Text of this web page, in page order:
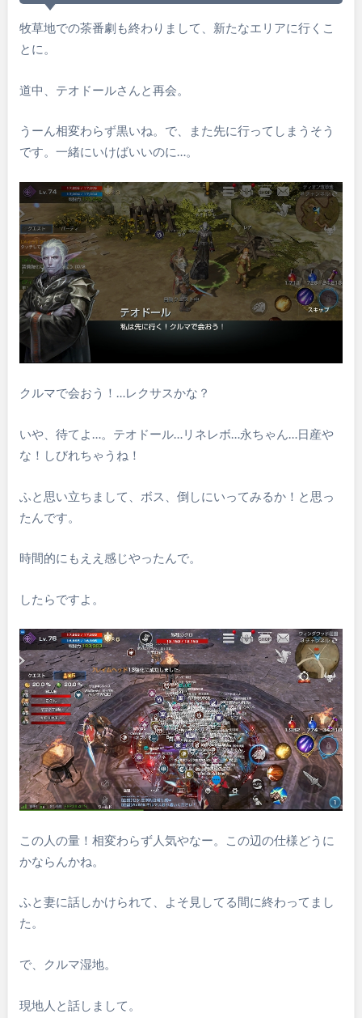
牧草地での茶番劇も終わりまして、新たなエリアに行くこ
とに。
道中、テオドールさんと再会。
うーん相変わらず黒いね。で、また先に行ってしまうそう
です。一緒にいけばいいのに…。
クルマで会おう！…レクサスかな？
いや、待てよ…。テオドール…リネレボ…永ちゃん…日産や
な！しびれちゃうね！
ふと思い立ちまして、ボス、倒しにいってみるか！と思っ
たんです。
時間的にもええ感じやったんで。
したらですよ。
この人の量！相変わらず人気やなー。この辺の仕様どうに
かならんかね。
ふと妻に話しかけられて、よそ見してる間に終わってまし
た。
で、クルマ湿地。
現地人と話しまして。